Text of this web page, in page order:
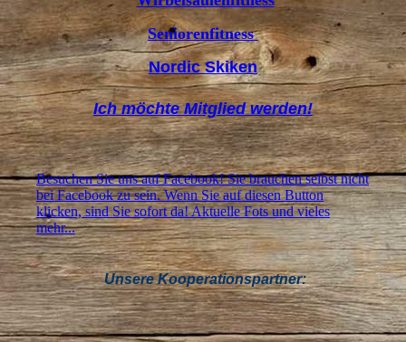
Seniorenfitness
Nordic Skiken
Ich möchte Mitglied werden!
Besuchen Sie uns auf Facebook! Sie brauchen selbst nicht
bei Facebook zu sein. Wenn Sie auf diesen Button
klicken, sind Sie sofort da! Aktuelle Fots und vieles
mehr...
Unsere Kooperationspartner: